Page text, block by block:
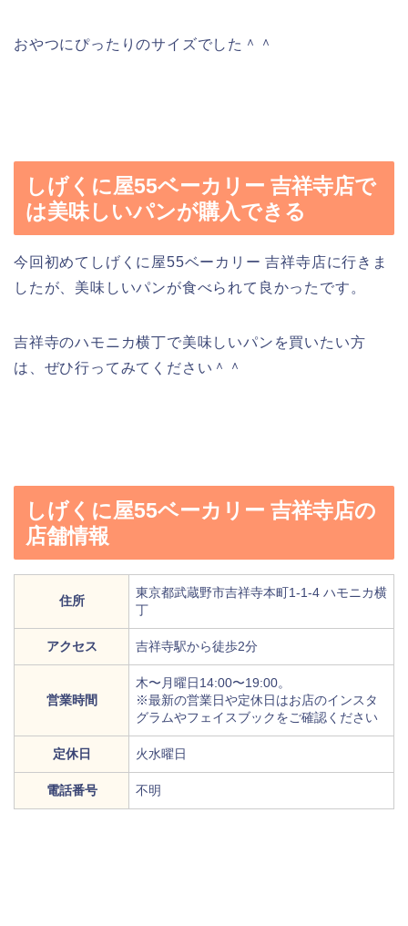
おやつにぴったりのサイズでした＾＾
しげくに屋55ベーカリー 吉祥寺店で
は美味しいパンが購入できる
今回初めてしげくに屋55ベーカリー 吉祥寺店に行きま
したが、美味しいパンが食べられて良かったです。
吉祥寺のハモニカ横丁で美味しいパンを買いたい方
は、ぜひ行ってみてください＾＾
しげくに屋55ベーカリー 吉祥寺店の
店舗情報
住所
東京都武蔵野市吉祥寺本町1-1-4 ハモニカ横
丁
アクセス 吉祥寺駅から徒歩2分
営業時間
木〜月曜日14:00〜19:00。
※最新の営業日や定休日はお店のインスタ
グラムやフェイスブックをご確認ください
定休日 火水曜日
電話番号 不明